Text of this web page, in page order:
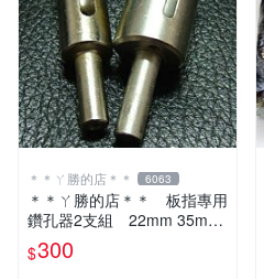
＊＊ㄚ勝的店＊＊ 6063
＊＊ㄚ勝的店＊＊ 板指專用
鑽孔器2支組 22mm 35mm
玻璃玉石等硬物使用～
$300